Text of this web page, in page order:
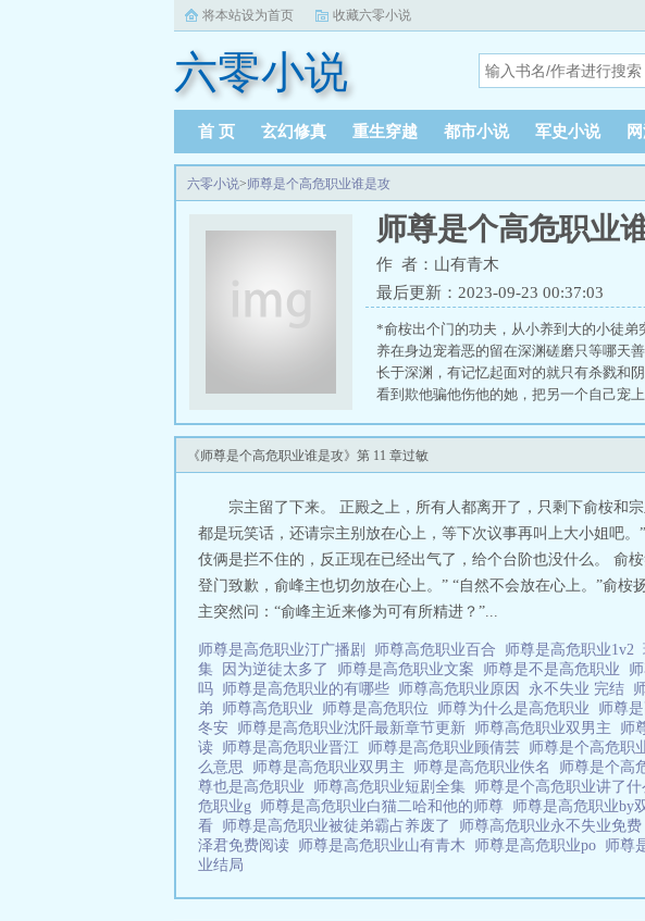
将本站设为首页 收藏六零小说
六零小说
首 页 玄幻修真 重生穿越 都市小说 军史小说
六零小说>师尊是个高危职业谁是攻
师尊是个高危职业
作 者：山有青木
最后更新：2023-09-23 00:37:03
*俞桉出个门的功夫，从小养到大的小徒
养在身边宠着恶的留在深渊磋磨只等哪天
长于深渊，有记忆起面对的就只有杀戮和
看到欺他骗他伤他的她，把另一个自己宠
桉…真好，嗯。#单男主，就是灵魂暂时劈
职业
《师尊是个高危职业谁是攻》第 11 章过敏
宗主留了下来。 正殿之上，所有人都离开了，只剩下俞桉和
都是玩笑话，还请宗主别放在心上，等下次议事再叫上大小姐吧
伎俩是拦不住的，反正现在已经出气了，给个台阶也没什么。 俞
登门致歉，俞峰主也切勿放在心上。” “自然不会放在心上。”俞
主突然问：“俞峰主近来修为可有所精进？”...
师尊是高危职业汀广播剧 师尊高危职业百合 师尊是高危职业1v2
集
因为逆徒太多了 师尊是高危职业文案 师尊是不是高危职业
吗 师尊是高危职业的有哪些 师尊高危职业原因 永不失业 完结
弟 师尊高危职业 师尊是高危职位 师尊为什么是高危职业 师尊
冬安 师尊是高危职业沈阡最新章节更新 师尊高危职业双男主 师
读 师尊是高危职业晋江 师尊是高危职业顾倩芸 师尊是个高危职
么意思 师尊是高危职业双男主 师尊是高危职业佚名 师尊是个高
尊也是高危职业 师尊高危职业短剧全集 师尊是个高危职业讲了什
危职业g 师尊是高危职业白猫二哈和他的师尊 师尊是高危职业by
看 师尊是高危职业被徒弟霸占养废了 师尊高危职业永不失业免费
泽君免费阅读 师尊是高危职业山有青木 师尊是高危职业po 师尊
业结局